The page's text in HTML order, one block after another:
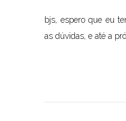
bjs, espero que eu
as dúvidas, e até a